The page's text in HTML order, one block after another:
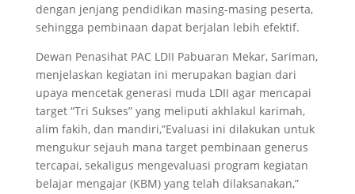
dengan jenjang pendidikan masing-masing peserta,
sehingga pembinaan dapat berjalan lebih efektif.
Dewan Penasihat PAC LDII Pabuaran Mekar, Sariman,
menjelaskan kegiatan ini merupakan bagian dari
upaya mencetak generasi muda LDII agar mencapai
target “Tri Sukses” yang meliputi akhlakul karimah,
alim fakih, dan mandiri,”Evaluasi ini dilakukan untuk
mengukur sejauh mana target pembinaan generus
tercapai, sekaligus mengevaluasi program kegiatan
belajar mengajar (KBM) yang telah dilaksanakan,”